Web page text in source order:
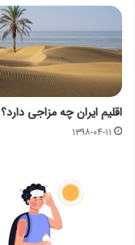
اقلیم ایران چه مزاجی دارد؟
۱۳۹۸-۰۴-۱۱